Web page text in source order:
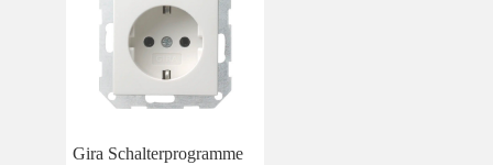
Gira Schalterprogramme